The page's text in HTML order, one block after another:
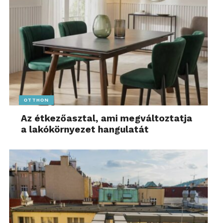
OTTHON
Az étkezőasztal, ami megváltoztatja
a lakókörnyezet hangulatát